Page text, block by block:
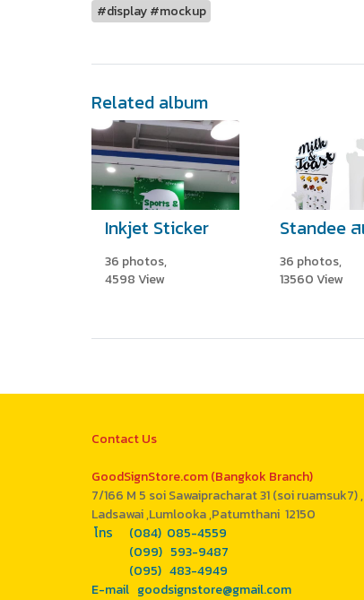
#display #mockup
Related album
Inkjet Sticker
36 photos,
4598 View
36 photos,
13560 View
Contact Us
GoodSignStore.com (Bangkok Branch)
7/166 M 5 soi Sawaipracharat 31 (soi ruamsuk7) ,
Ladsawai ,Lumlooka ,Patumthani 12150
โทร (084) 085-4559
(099) 593-9487
(095) 483-4949
E-mail goodsignstore@gmail.com